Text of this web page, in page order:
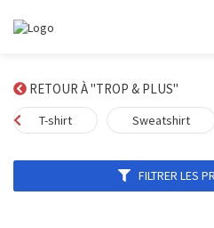
RETOUR À "TROP & PLUS"
T-shirt Sweatshirt
FILTRER LES